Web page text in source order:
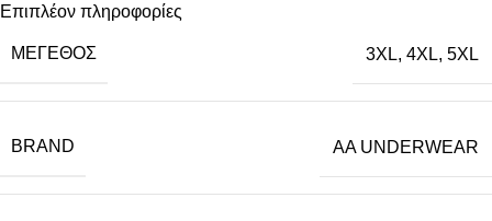
Επιπλέον πληροφορίες
ΜΈΓΕΘΟΣ 3XL, 4XL, 5XL
BRAND AA UNDERWEAR